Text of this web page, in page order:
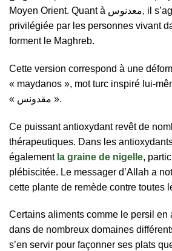
Moyen Orient. Quant à معدنوس, il s’agit de la version
privilégiée par les personnes vivant
forment le Maghreb.
Cette version correspond à une
« maydanos », mot turc inspiré lui-
« مقدونس ».
Ce puissant antioxydant revêt de
thérapeutiques. Dans les
également la graine de nigelle,
plébiscitée. Le messager d’Allah a
cette plante de remède contre toutes
Certains aliments comme le persil en
dans de nombreux domaines
s’en servir pour façonner ses plats